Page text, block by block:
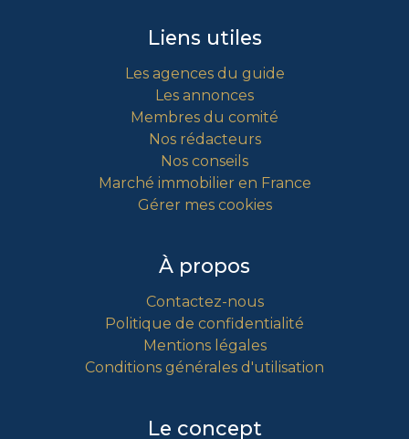
Liens utiles
Les agences du guide
Les annonces
Membres du comité
Nos rédacteurs
Nos conseils
Marché immobilier en France
Gérer mes cookies
À propos
Contactez-nous
Politique de confidentialité
Mentions légales
Conditions générales d'utilisation
Le concept